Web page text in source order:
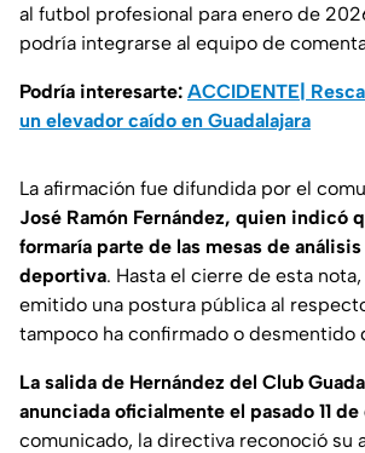
al futbol profesional para enero de
podría integrarse al equipo de
Podría interesarte: ACCIDENTE|
un elevador caído en Guadalajara
La afirmación fue difundida por el
José Ramón Fernández, quien indicó
formaría parte de las mesas de
deportiva. Hasta el cierre de esta
emitido una postura pública al
tampoco ha confirmado o desmentido
La salida de Hernández del Club
anunciada oficialmente el pasado 11
comunicado, la directiva reconoció su